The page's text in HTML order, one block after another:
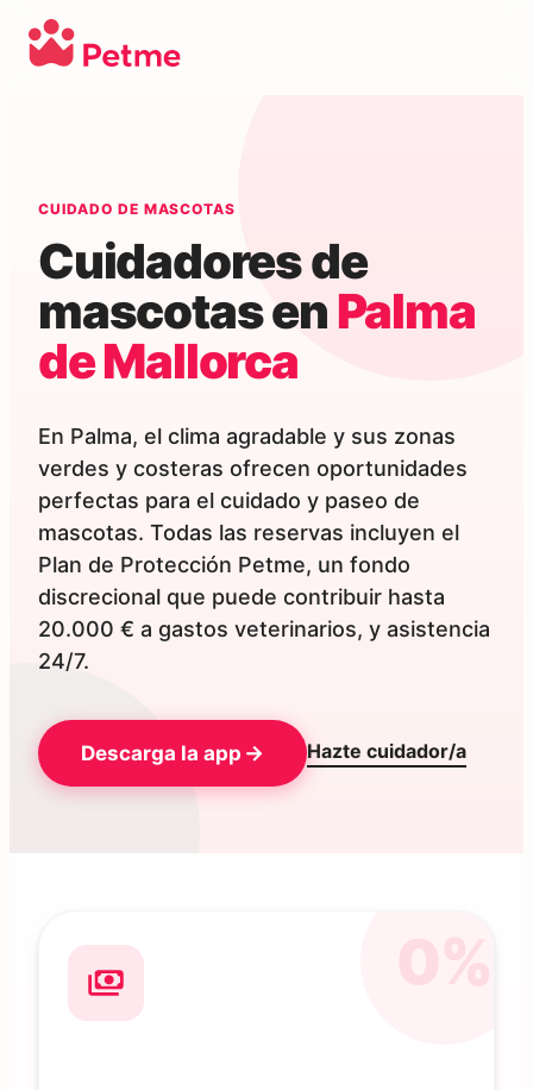
CUIDADO DE MASCOTAS
Cuidadores de
mascotas enPalma
de Mallorca
En Palma, el clima agradable y sus zonas
verdes y costeras ofrecen oportunidades
perfectas para el cuidado y paseo de
mascotas. Todas las reservas incluyen el
Plan de Protección Petme, un fondo
discrecional que puede contribuir hasta
20.000 € a gastos veterinarios, y asistencia
24/7.
Descarga la app Hazte cuidador/a